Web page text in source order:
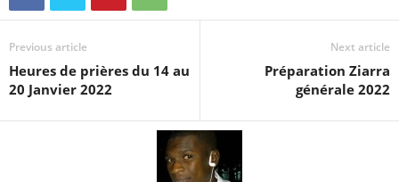
Previous article
Heures de prières du 14 au
20 Janvier 2022
Next article
Préparation Ziarra
générale 2022